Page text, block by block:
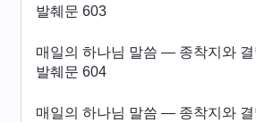
발췌문 603
매일의 하나님 말씀 ― 종착지와 결
발췌문 604
매일의 하나님 말씀 ― 종착지와 결